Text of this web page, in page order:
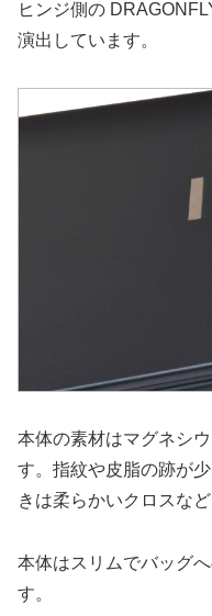
ヒンジ側の
演出しています。
本体の素材はマグネシ
す。指紋や皮脂の跡が
きは柔らかいクロスな
本体はスリムでバッグ
す。